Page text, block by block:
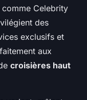
Celebrity
des
exclusifs et
aux
croisières haut